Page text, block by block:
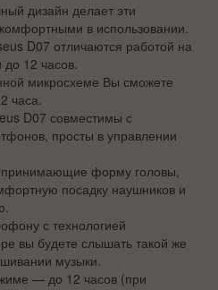
дизайн делает эти
в использовании.
D07 отличаются работой на
до 12 часов.
микросхеме Вы сможете
часа.
D07 совместимы с
просты в управлении
принимающие форму головы,
посадку наушников и
с технологией
вы будете слышать такой же
музыки.
— до 12 часов (при